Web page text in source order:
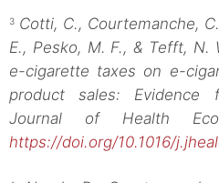
3 Cotti, C., Courtemanche,
E., Pesko, M. F., & Tefft,
e-cigarette taxes on e-
product sales: Evidence
Journal of Health
https://doi.org/10.1016/